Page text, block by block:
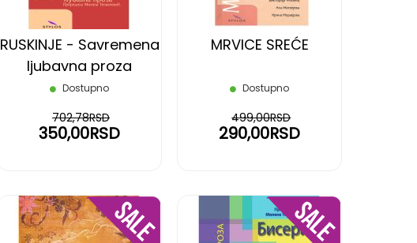
RUSKINJE - Savremena
ljubavna proza
Dostupno
350,00RSD
702,78RSD
MRVICE SREĆE
Dostupno
290,00RSD
499,00RSD
DODAJ
DODAJ